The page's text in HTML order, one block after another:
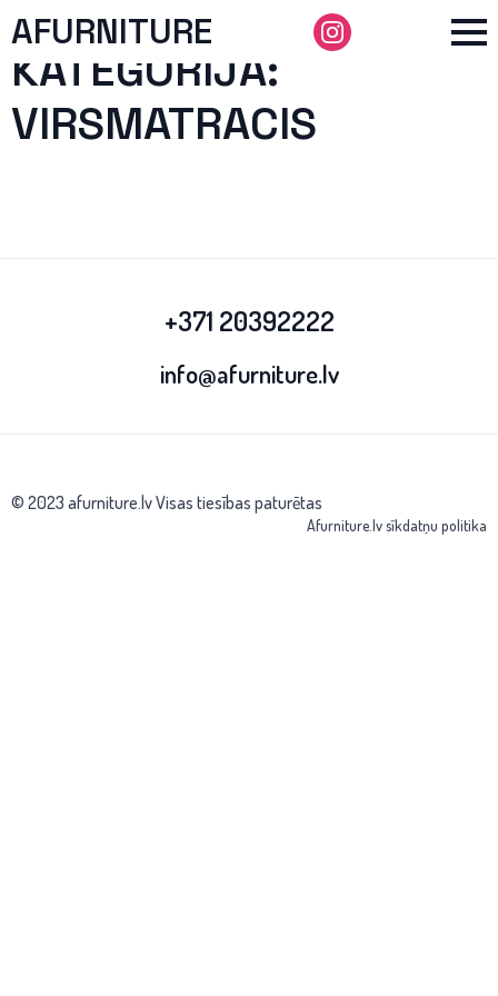
AFURNITURE
KATEGORIJA:
VIRSMATRACIS
+371 20392222
info@afurniture.lv
© 2023 afurniture.lv Visas tiesības paturētas
Afurniture.lv sīkdatņu politika